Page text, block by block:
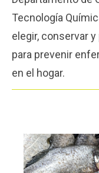
Funcionarios
Tecnología
elegir, conservar
para prevenir
en el hogar.